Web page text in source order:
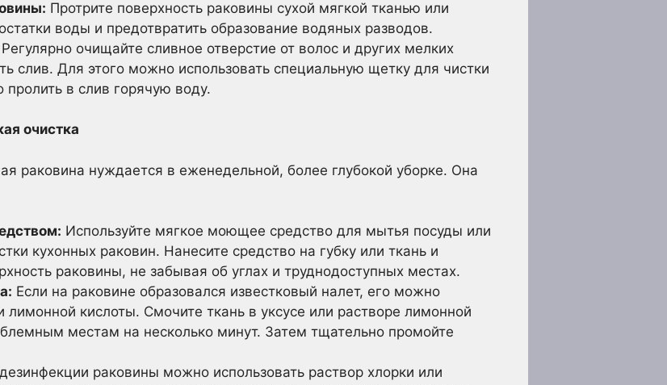
Протрите поверхность раковины сухой мягкой тканью или
воды и предотвратить образование водяных разводов.
Регулярно очищайте сливное отверстие от волос и других мелких
слив. Для этого можно использовать специальную щетку для чистки
пролить в слив горячую воду.
очистка
раковина нуждается в еженедельной, более глубокой уборке. Она
Используйте мягкое моющее средство для мытья посуды или
кухонных раковин. Нанесите средство на губку или ткань и
раковины, не забывая об углах и труднодоступных местах.
Если на раковине образовался известковый налет, его можно
кислоты. Смочите ткань в уксусе или растворе лимонной
местам на несколько минут. Затем тщательно промойте
раковины можно использовать раствор хлорки или